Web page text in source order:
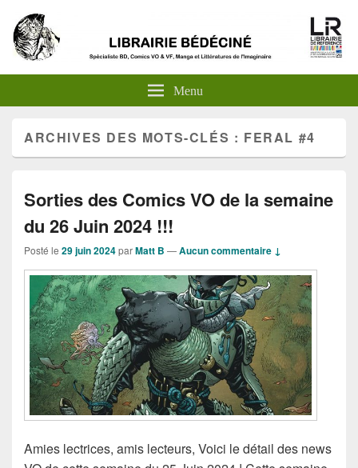
Menu
ARCHIVES DES MOTS-CLÉS : FERAL #4
Sorties des Comics VO de la semaine
du 26 Juin 2024 !!!
Posté le 29 juin 2024parMatt B —Aucun commentaire ↓
Amies lectrices, amis lecteurs, Voici le détail des news